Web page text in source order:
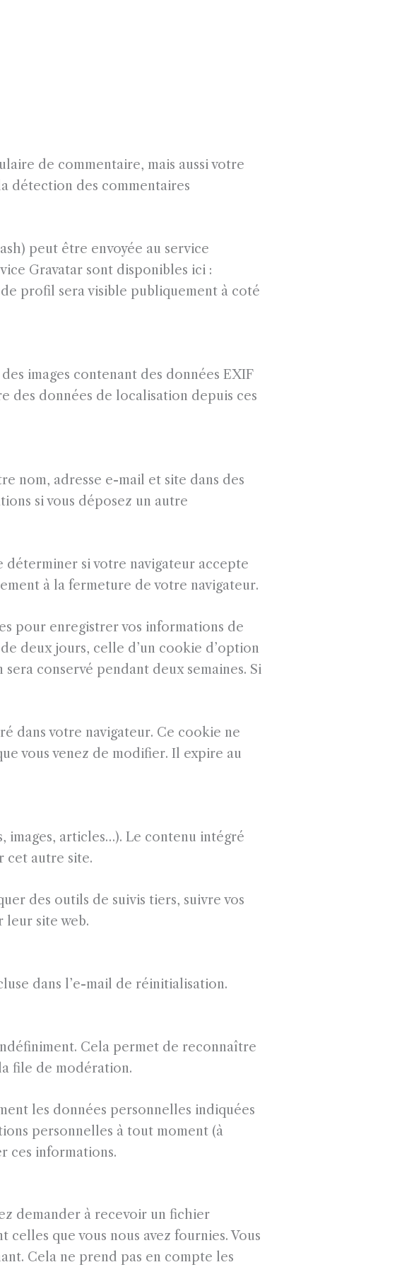
de commentaire, mais aussi votre
détection des commentaires
peut être envoyée au service
Gravatar sont disponibles ici :
profil sera visible publiquement à coté
images contenant des données EXIF
des données de localisation depuis ces
nom, adresse e-mail et site dans des
si vous déposez un autre
déterminer si votre navigateur accepte
à la fermeture de votre navigateur.
pour enregistrer vos informations de
deux jours, celle d’un cookie d’option
conservé pendant deux semaines. Si
dans votre navigateur. Ce cookie ne
vous venez de modifier. Il expire au
images, articles…). Le contenu intégré
cet autre site.
des outils de suivis tiers, suivre vos
leur site web.
dans l’e-mail de réinitialisation.
Cela permet de reconnaître
file de modération.
les données personnelles indiquées
personnelles à tout moment (à
ces informations.
demander à recevoir un fichier
que vous nous avez fournies. Vous
Cela ne prend pas en compte les